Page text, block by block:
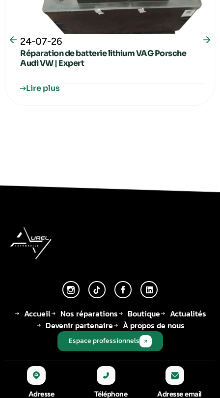
24-07-26
Réparation de batterie lithium VAG Porsche
Audi VW | Expert
Lire plus
Accueil Nos réparations Boutique
Actualités
Devenir partenaire
À propos de nous
Espace professionnels
Adresse Téléphone Adresse email